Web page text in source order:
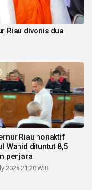
Riau divonis dua
Riau nonaktif
Wahid dituntut 8,5
penjara
2026 21:20 WIB